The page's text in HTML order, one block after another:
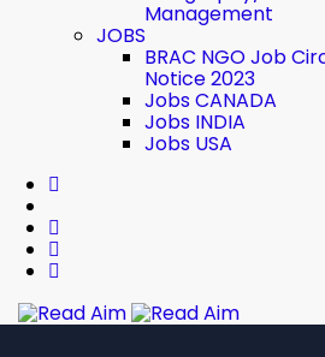
Management
JOBS
BRAC NGO Job
Notice 2023
Jobs CANADA
Jobs INDIA
Jobs USA
Read Aim